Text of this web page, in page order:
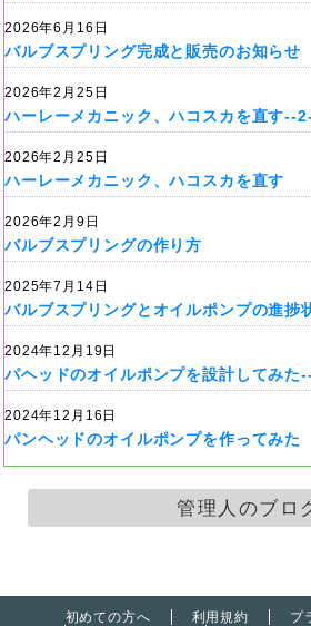
2026年6月16日
バルブスプリング完成と販売のお知らせ
2026年2月25日
ハーレーメカニック、ハコスカを直す--
2026年2月25日
ハーレーメカニック、ハコスカを直す
2026年2月9日
バルブスプリングの作り方
2025年7月14日
バルブスプリングとオイルポンプの進捗
2024年12月19日
パヘッドのオイルポンプを設計してみた
2024年12月16日
パンヘッドのオイルポンプを作ってみた
管理人のブロ
初めての方へ 利用規約
プ